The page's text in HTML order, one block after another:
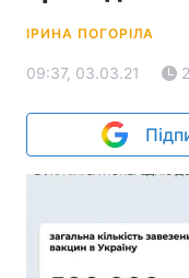
ІРИНА ПОГОРІЛА
09:37, 03.03.21